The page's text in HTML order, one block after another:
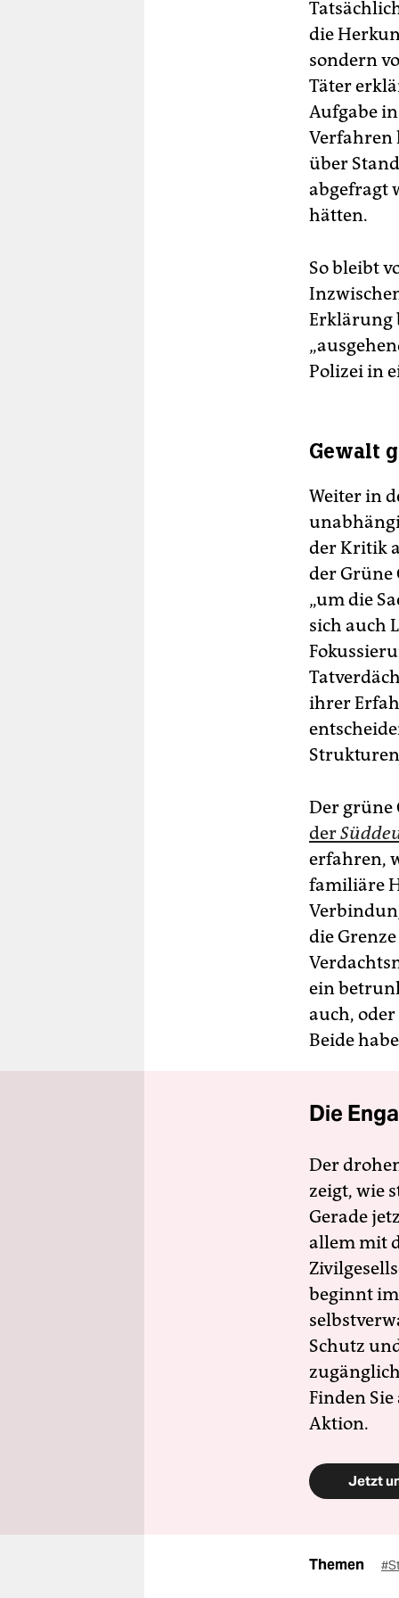
die
sondern
Täter
Aufgabe
Verfahren
über
abgefragt
hätten.
So bleibt
Erklärung
Polizei in
Gewalt
Weiter in
der Kritik
der Grüne
„um die
sich auch
ihrer
Der grüne
der
erfahren,
familiäre
die
ein
auch,
Beide
Die
Der
zeigt, wie
Gerade
allem mit
beginnt
Schutz
Finden
Aktion.
Jetzt
Themen